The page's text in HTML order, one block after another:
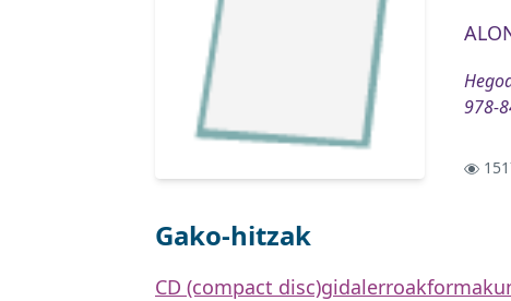
978-
Gako-hitzak
CD (compact disc)gidalerroak